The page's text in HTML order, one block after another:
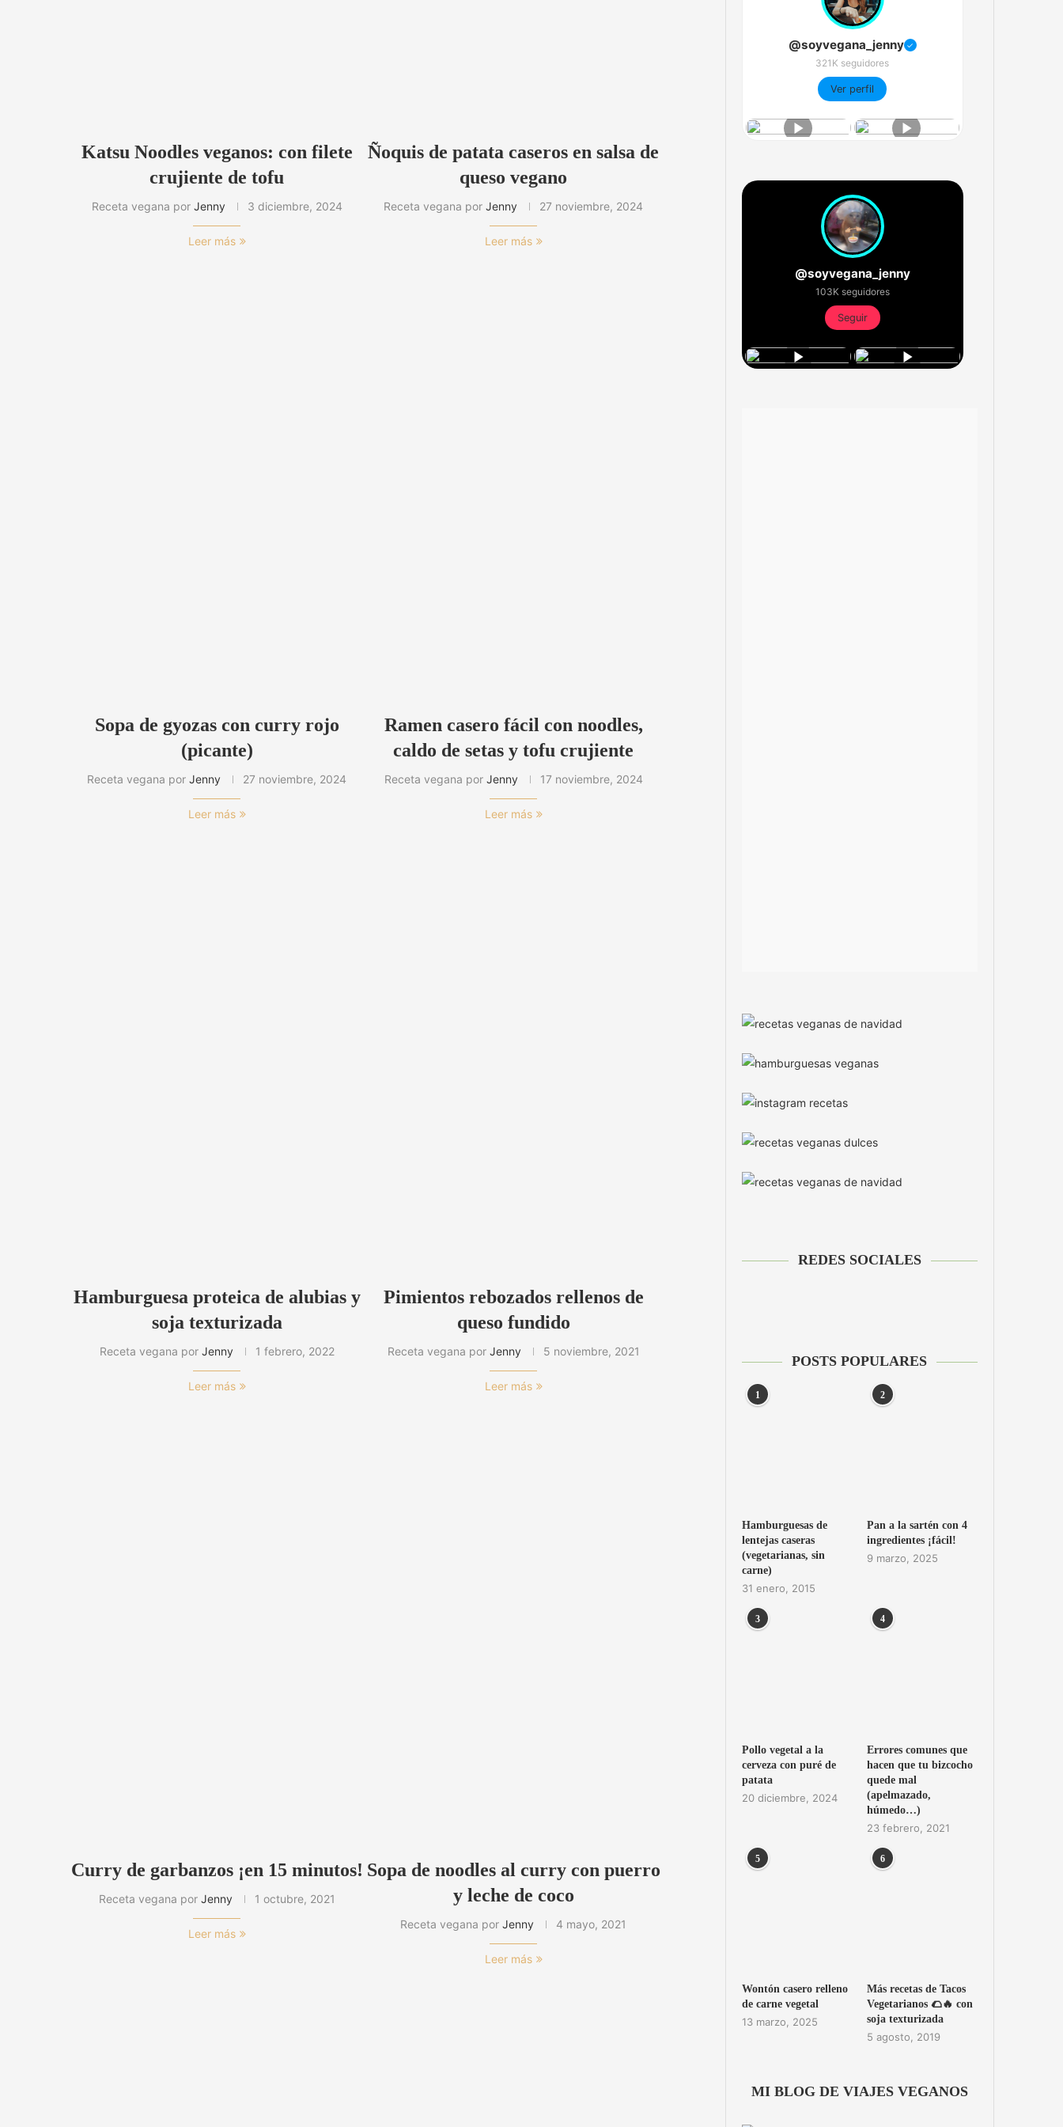
Katsu Noodles veganos: con filete
crujiente de tofu
Receta vegana por Jenny 3 diciembre, 2024
Leer más
Ñoquis de patata caseros en salsa de
queso vegano
Receta vegana porJenny 27 noviembre, 2024
Leer más
Sopa de gyozas con curry rojo
(picante)
Receta vegana porJenny 27 noviembre, 2024
Leer más
Ramen casero fácil con noodles,
caldo de setas y tofu crujiente
Receta vegana por Jenny 17 noviembre, 2024
Leer más
Hamburguesa proteica de alubias y
soja texturizada
Receta vegana por Jenny 1 febrero, 2022
Leer más
Pimientos rebozados rellenos de
queso fundido
Receta vegana por Jenny 5 noviembre, 2021
Leer más
Curry de garbanzos ¡en 15 minutos!
Receta vegana por Jenny 1 octubre, 2021
Leer más
Sopa de noodles al curry con puerro
y leche de coco
Receta vegana porJenny 4 mayo, 2021
Leer más
@soyvegana_jenny ✓
321K seguidores
Ver perfil
@soyvegana_jenny
103K seguidores
Seguir
REDES SOCIALES
POSTS POPULARES
1
Hamburguesas de
lentejas caseras
(vegetarianas, sin
carne)
31 enero, 2015
2
Pan a la sartén con 4
ingredientes ¡fácil!
9 marzo, 2025
3
Pollo vegetal a la
cerveza con puré de
patata
20 diciembre, 2024
4
Errores comunes que
hacen que tu bizcocho
quede mal
(apelmazado,
húmedo…)
23 febrero, 2021
5
Wontón casero relleno
de carne vegetal
13 marzo, 2025
6
Más recetas de Tacos
Vegetarianos 🌮🔥 con
soja texturizada
5 agosto, 2019
MI BLOG DE VIAJES VEGANOS